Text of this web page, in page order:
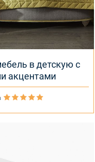
в детскую с
акцентами